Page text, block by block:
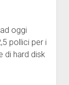
oggi
pollici per i
di hard disk